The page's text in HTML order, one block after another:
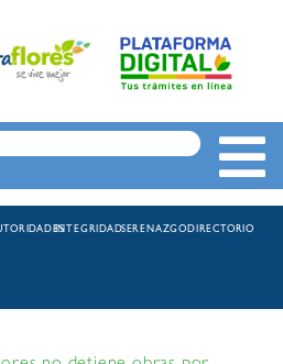
INTEGRIDADSERENAZGODIRECTORIO